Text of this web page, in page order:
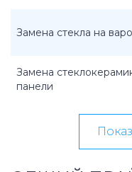
Замена стекла на
Замена
панели